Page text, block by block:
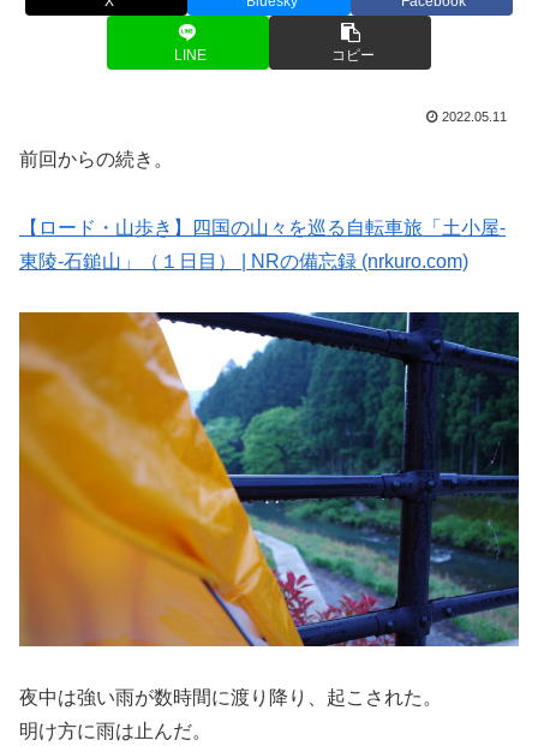
LINE コピー
2022.05.11
前回からの続き。
【ロード・山歩き】四国の山々を巡る自転車旅「土小屋-
東陵-石鎚山」（１日目） | NRの備忘録 (nrkuro.com)
夜中は強い雨が数時間に渡り降り、起こされた。
明け方に雨は止んだ。